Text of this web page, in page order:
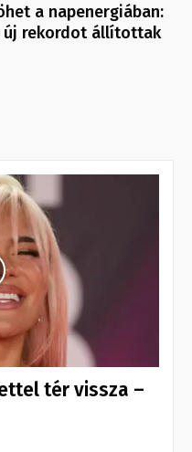
a napenergiában:
új rekordot állítottak
tér vissza –